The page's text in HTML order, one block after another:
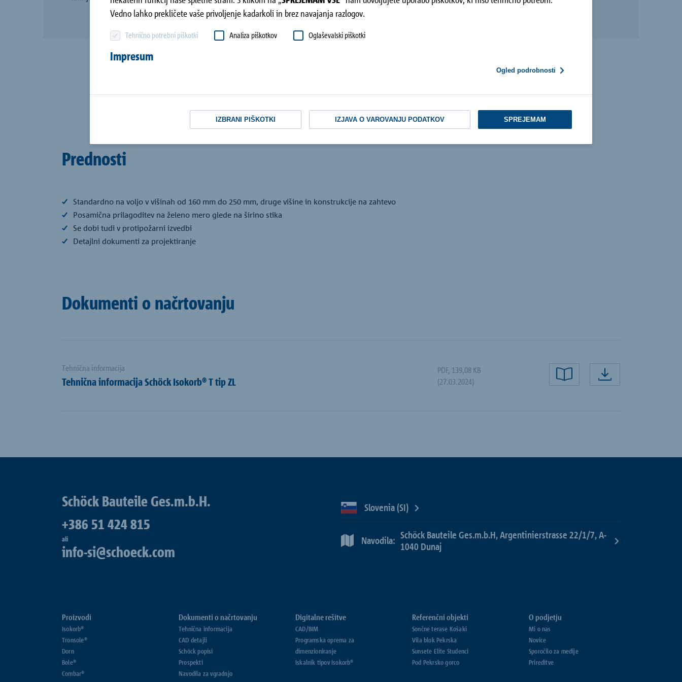
Vedno lahko prekličete vaše privoljenje kadarkoli in brez navajanja razlogov.
Tehnično potrebni piškotki Analiza piškotkov Oglaševalski piškotki
Impresum
Ogled podrobnosti
IZBRANI PIŠKOTKI IZJAVA O VAROVANJU PODATKOV SPREJEMAM
Vsi referenčni objekti
Prednosti
Standardno na voljo v višinah od 160 mm do 250 mm, druge višine in konstrukcije na zahtevo
Posamična prilagoditev na želeno mero glede na širino stika
Se dobi tudi v protipožarni izvedbi
Detajlni dokumenti za projektiranje
Dokumenti o načrtovanju
Tehnična informacija
Tehnična informacija Schöck Isokorb® T tip ZL
PDF, 139,08 KB
(27.03.2024)
Preberi zdajPrenesi zdaj
Schöck Bauteile Ges.m.b.H.
+386 51 424 815
ali
info-si@schoeck.com
Slovenia (SI)
Navodila: Schöck Bauteile Ges.m.b.H, Argentinierstrasse 22/1/7, A-
1040 Dunaj
Proizvodi
Isokorb®
Tronsole®
Dorn
Bole®
Combar®
Dokumenti o načrtovanju
Tehnična informacija
CAD detajli
Schöck popisi
Prospekti
Navodila za vgradnjo
Digitalne rešitve
CAD/BIM
Programska oprema za
dimenzioniranje
Iskalnik tipov Isokorb®
Referenčni objekti
Sončne terase Košaki
Vila blok Pekrska
Sunsete Elite Studenci
Pod Pekrsko gorco
O podjetju
Mi o nas
Novice
Sporočilo za medije
Prireditve